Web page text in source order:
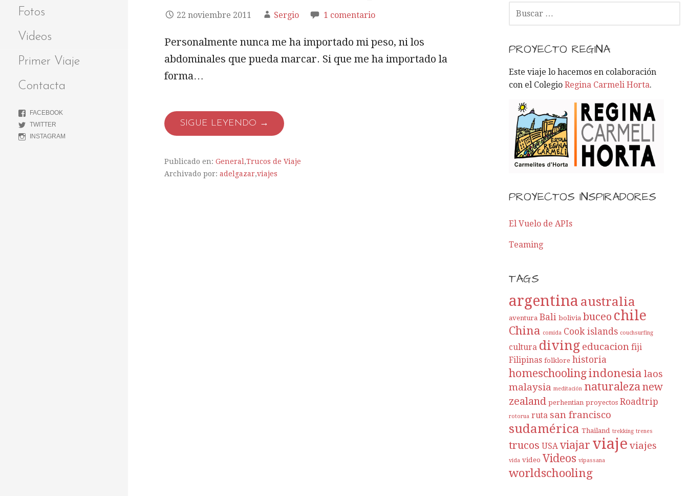
Fotos
Videos
Primer Viaje
Contacta
FACEBOOK
TWITTER
INSTAGRAM
22 noviembre 2011 Sergio 1 comentario
Personalmente nunca me ha importado mi peso, ni los
abdominales que pueda marcar. Si que me ha importado la
forma…
SIGUE LEYENDO →
Publicado en: General ,Trucos de Viaje
Archivado por: adelgazar,viajes
C
R
:
PROYECTO REGINA
Este viaje lo hacemos en colaboración
con el ColegioRegina Carmeli Horta.
PROYECTOS INSPIRADORES
El Vuelo de APIs
Teaming
TAGS
argentina australia
aventura Bali bolivia buceo chile
China comida Cook islands couchsurfing
cultura diving educacion fiji
Filipinas folklore historia
homeschoolingindonesia laos
malaysia meditación naturalezanew
zealand perhentian proyectos Roadtrip
rotorua ruta san francisco
sudamérica Thailand trekking trenes
trucos USA viajar viaje viajes
vida video Videos vipassana
worldschooling